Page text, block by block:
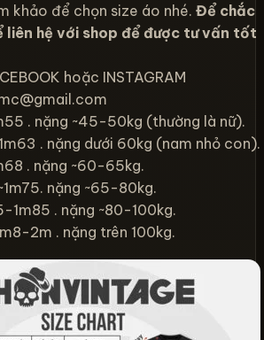
khảo để chọn size áo nhé. Để chắc
liên hệ với shop để được tư vấn tốt
hoặc INSTAGRAM
. nặng ~45-50kg (thường là nữ).
. nặng dưới 60kg (nam nhỏ con).
. nặng ~60-65kg.
nặng ~65-80kg.
1m85 . nặng ~80-100kg.
2m . nặng trên 100kg.